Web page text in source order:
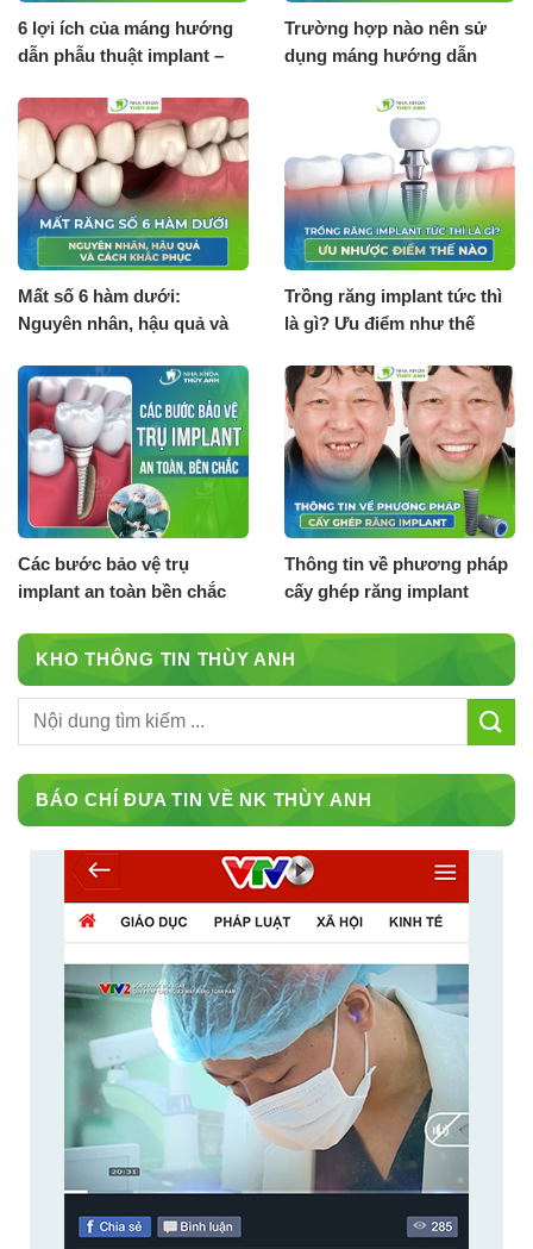
6 lợi ích của máng hướng
dẫn phẫu thuật implant –
Trường hợp nào nên sử
dụng máng hướng dẫn
Mất số 6 hàm dưới:
Nguyên nhân, hậu quả và
Trồng răng implant tức thì
là gì? Ưu điểm như thế
Các bước bảo vệ trụ
implant an toàn bền chắc
Thông tin về phương pháp
cấy ghép răng implant
KHO THÔNG TIN THÙY ANH
BÁO CHÍ ĐƯA TIN VỀ NK THÙY ANH